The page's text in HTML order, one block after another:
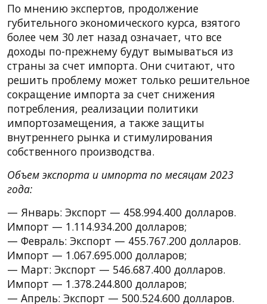
По мнению экспертов, продолжение
губительного экономического курса, взятого
более чем 30 лет назад означает, что все
доходы по-прежнему будут вымываться из
страны за счет импорта. Они считают, что
решить проблему может только решительное
сокращение импорта за счет снижения
потребления, реализации политики
импортозамещения, а также защиты
внутреннего рынка и стимулирования
собственного производства.
Объем экспорта и импорта по месяцам 2023
года:
— Январь: Экспорт — 458.994.400 долларов.
Импорт — 1.114.934.200 долларов;
— Февраль: Экспорт — 455.767.200 долларов.
Импорт — 1.067.695.000 долларов;
— Март: Экспорт — 546.687.400 долларов.
Импорт — 1.378.244.800 долларов;
— Апрель: Экспорт — 500.524.600 долларов.